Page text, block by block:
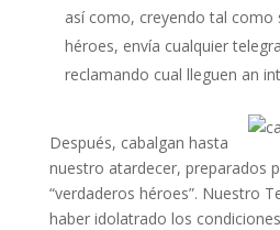
así­ como, creyendo tal como
héroes, envía cualquier
reclamando cual lleguen an
Después, cabalgan hasta
nuestro atardecer, preparados
“verdaderos héroes”. Nuestro
haber idolatrado los